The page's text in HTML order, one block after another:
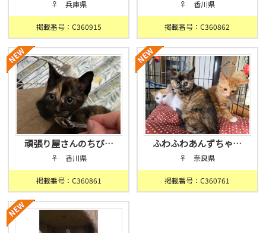
♀ 兵庫県
掲載番号：C360915
♀ 香川県
掲載番号：C360862
頑張り屋さんのちび…
♀ 香川県
掲載番号：C360861
ふわふわあんずちゃ…
♀ 奈良県
掲載番号：C360761